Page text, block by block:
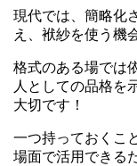
現代では、簡略化
え、袱紗を使う機
格式のある場では
人としての品格を
大切です！
一つ持っておくこ
場面で活用できる